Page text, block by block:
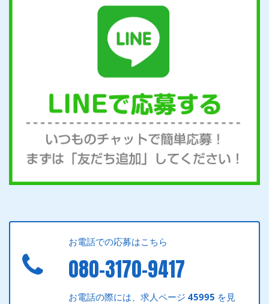
お電話での応募はこちら
080-3170-9417
お電話の際には、求人ページ45995 を見